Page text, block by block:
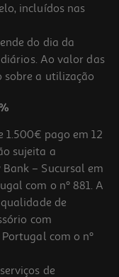
incluídos nas
do dia da
Ao valor das
sobre a utilização
pago em 12
sujeita a
– Sucursal em
com o nº 881. A
de
com
com o nº
de